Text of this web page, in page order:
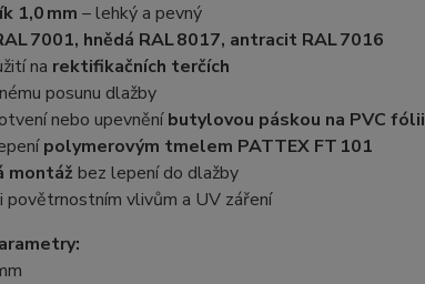
1,0 mm – lehký a pevný
7001, hnědá RAL 8017, antracit RAL 7016
na rektifikačních terčích
posunu dlažby
nebo upevněníbutylovou páskou na PVC fólii
polymerovým tmelem PATTEX FT 101
montáž bez lepení do dlažby
vlivům a UV záření